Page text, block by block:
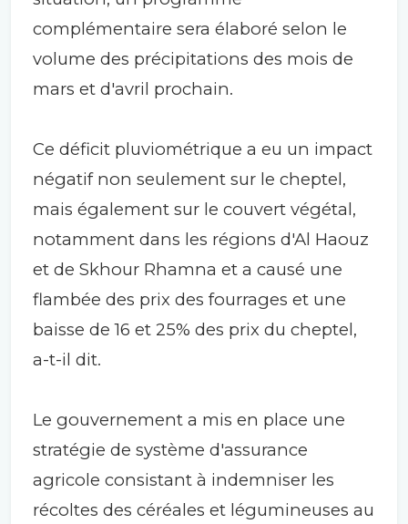
complémentaire sera élaboré selon le
volume des précipitations des mois de
mars et d'avril prochain.
Ce déficit pluviométrique a eu un impact
négatif non seulement sur le cheptel,
mais également sur le couvert végétal,
notamment dans les régions d'Al Haouz
et de Skhour Rhamna et a causé une
flambée des prix des fourrages et une
baisse de 16 et 25% des prix du cheptel,
a-t-il dit.
Le gouvernement a mis en place une
stratégie de système d'assurance
agricole consistant à indemniser les
récoltes des céréales et légumineuses au